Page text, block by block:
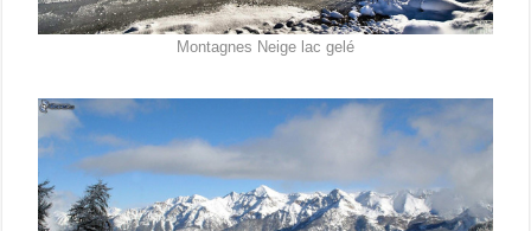
Montagnes Neige lac gelé